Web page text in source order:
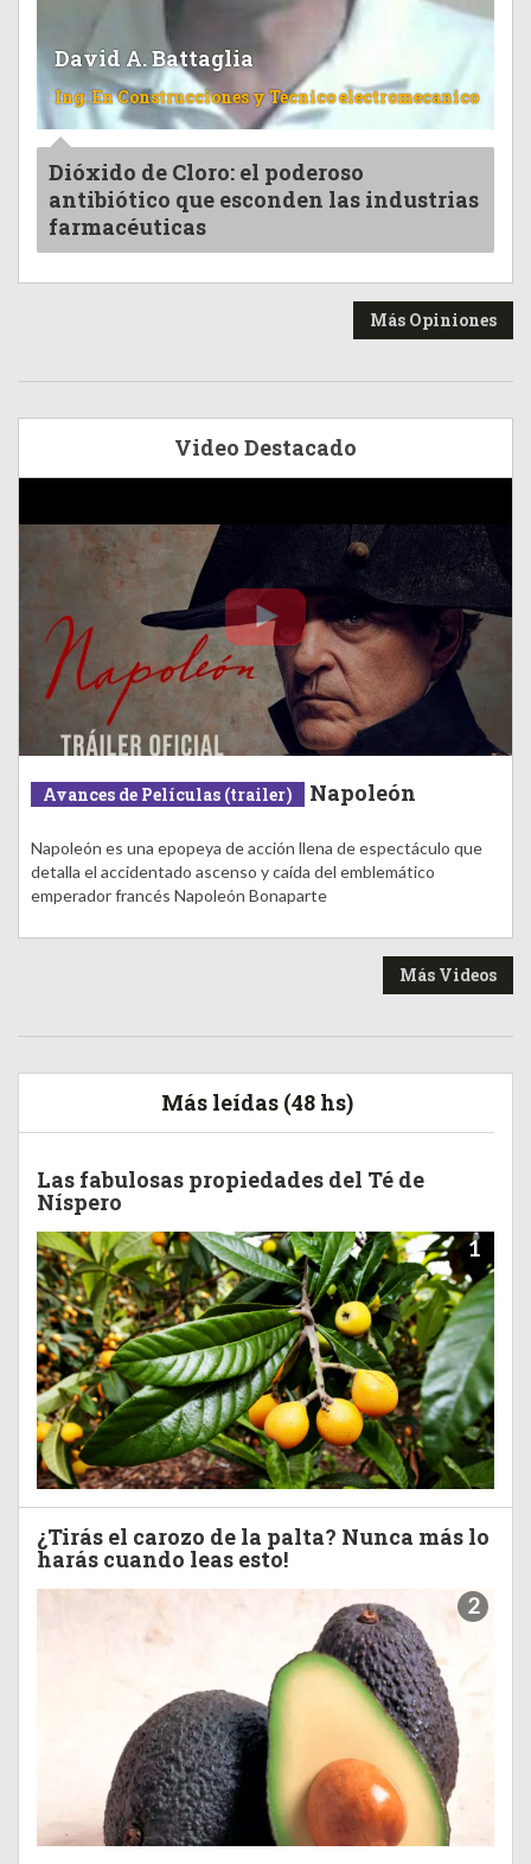
David A. Battaglia
Ing. En Construcciones y Tecnico electromecanico
Dióxido de Cloro: el poderoso
antibiótico que esconden las industrias
farmacéuticas
Más Opiniones
Video Destacado
Avances de Películas (trailer) Napoleón
Napoleón es una epopeya de acción llena de espectáculo que
detalla el accidentado ascenso y caída del emblemático
emperador francés Napoleón Bonaparte
Más Videos
Más leídas (48 hs)
Las fabulosas propiedades del Té de
Níspero
1
¿Tirás el carozo de la palta? Nunca más lo
harás cuando leas esto!
2